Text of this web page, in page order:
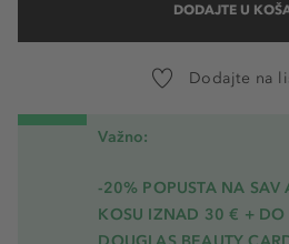
DODAJTE U
Dodajte na
Važno:
-20% POPUSTA NA SAV
KOSU IZNAD 30 € + DO